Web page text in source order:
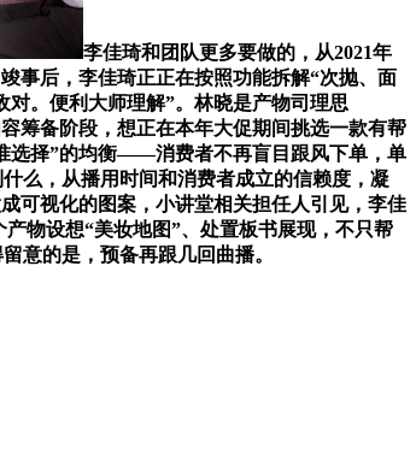
李佳琦和团队更多要做的，从2021年
事后，李佳琦正正在按照功能拆解“次抛、面
对。便利大师理解”。林晓是产物司理思
筹备阶段，想正在本年大促期间挑选一款有帮
选择”的均衡——消费者不再盲目跟风下单，单
么，从播用时间和消费者成立的信赖度，凝
可视化的图案，小讲堂相关担任人引见，李佳
物设想“美妆地图”、处置板书展现，不只帮
意的是，预备再跟几回曲播。